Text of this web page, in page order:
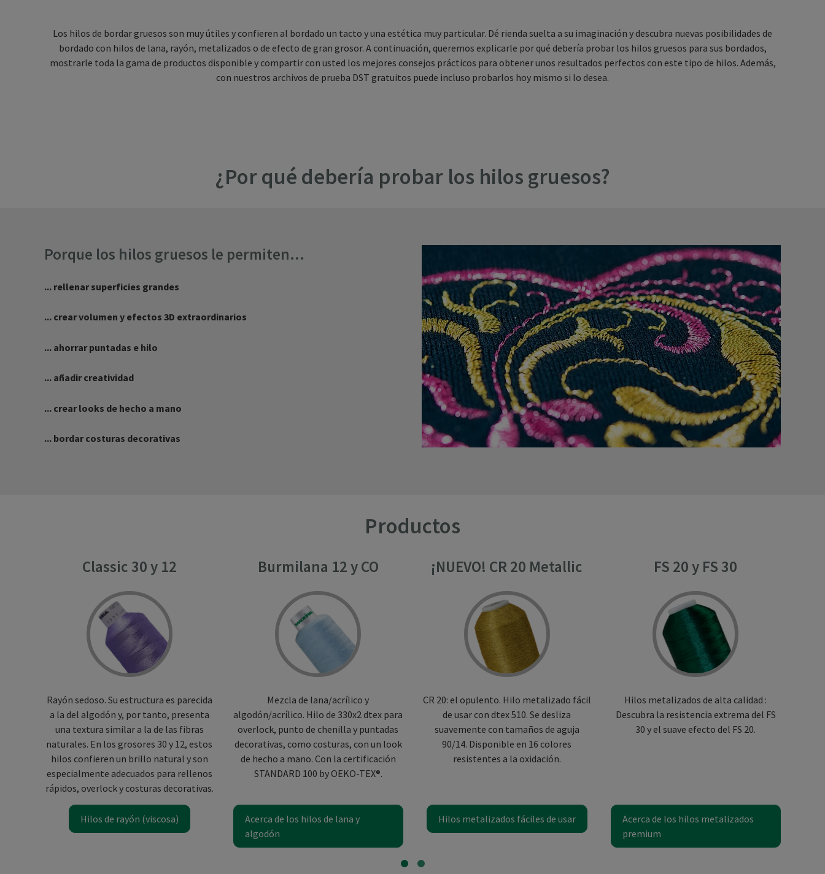
Los hilos de bordar gruesos son muy útiles y confieren al bordado un tacto y una estética muy particular. Dé rienda suelta a su imaginación y descubra nuevas posibilidades de
bordado con hilos de lana, rayón, metalizados o de efecto de gran grosor. A continuación, queremos explicarle por qué debería probar los hilos gruesos para sus bordados,
mostrarle toda la gama de productos disponible y compartir con usted los mejores consejos prácticos para obtener unos resultados perfectos con este tipo de hilos. Además,
con nuestros archivos de prueba DST gratuitos puede incluso probarlos hoy mismo si lo desea.
¿Por qué debería probar los hilos gruesos?
Porque los hilos gruesos le permiten...
... rellenar superficies grandes
... crear volumen y efectos 3D extraordinarios
... ahorrar puntadas e hilo
... añadir creatividad
... crear looks de hecho a mano
... bordar costuras decorativas
Productos
Classic 30 y 12
Rayón sedoso. Su estructura es parecida
a la del algodón y, por tanto, presenta
una textura similar a la de las fibras
naturales. En los grosores 30 y 12, estos
hilos confieren un brillo natural y son
especialmente adecuados para rellenos
rápidos, overlock y costuras decorativas.
Hilos de rayón (viscosa)
Burmilana 12 y CO
Mezcla de lana/acrílico y
algodón/acrílico. Hilo de 330x2 dtex para
overlock, punto de chenilla y puntadas
decorativas, como costuras, con un look
de hecho a mano. Con la certificación
STANDARD 100 by OEKO-TEX®.
Acerca de los hilos de lana y
algodón
¡NUEVO! CR 20 Metallic
CR 20: el opulento. Hilo metalizado fácil
de usar con dtex 510. Se desliza
suavemente con tamaños de aguja
90/14. Disponible en 16 colores
resistentes a la oxidación.
Hilos metalizados fáciles de usar
FS 20 y FS 30
Hilos metalizados de alta calidad :
Descubra la resistencia extrema del FS
30 y el suave efecto del FS 20.
Acerca de los hilos metalizados
premium